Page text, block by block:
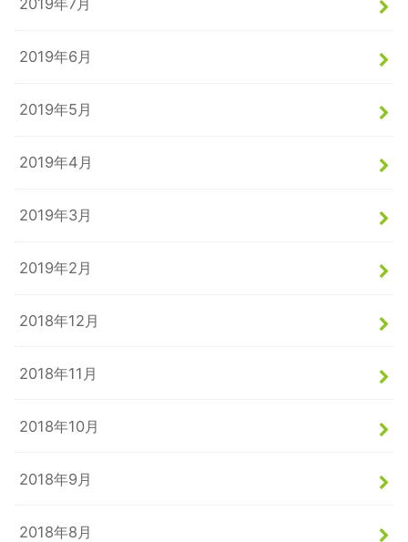
2019年7月
2019年6月
2019年5月
2019年4月
2019年3月
2019年2月
2018年12月
2018年11月
2018年10月
2018年9月
2018年8月